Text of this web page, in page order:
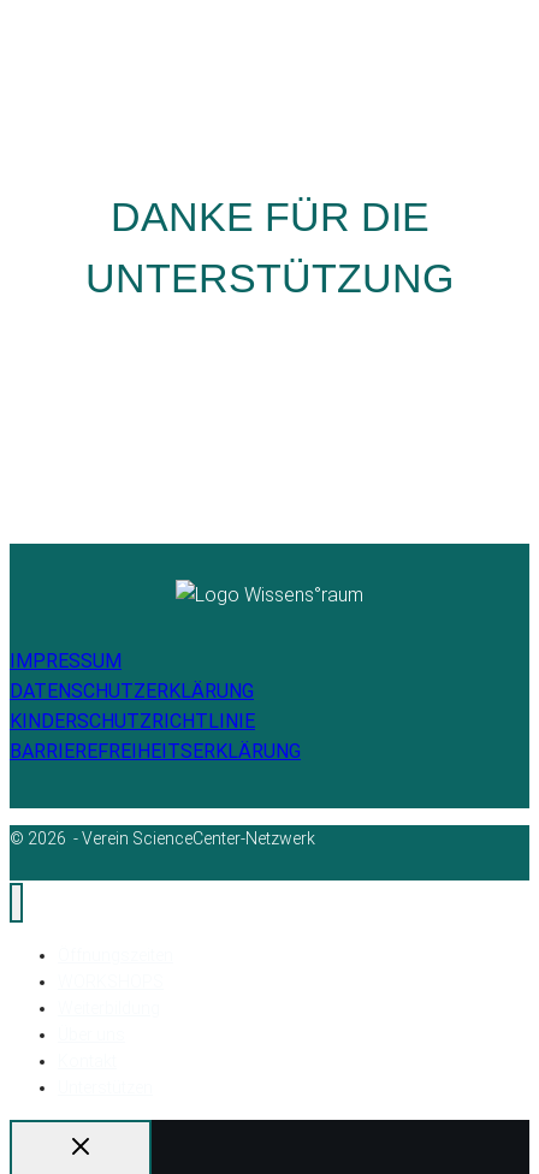
DANKE FÜR DIE
UNTERSTÜTZUNG
IMPRESSUM
DATENSCHUTZERKLÄRUNG
KINDERSCHUTZRICHTLINIE
BARRIEREFREIHEITSERKLÄRUNG
© 2026 - Verein ScienceCenter-Netzwerk